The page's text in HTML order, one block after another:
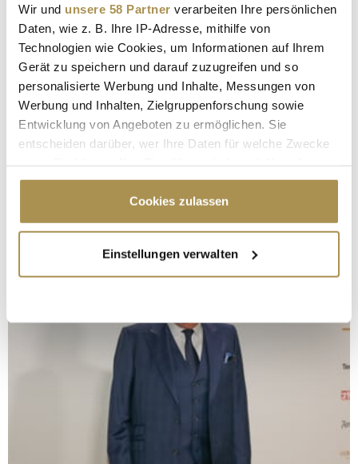
Wir und unsere 58 Partner verarbeiten Ihre persönlichen
Daten, wie z. B. Ihre IP-Adresse, mithilfe von
Technologien wie Cookies, um Informationen auf Ihrem
Gerät zu speichern und darauf zuzugreifen und so
personalisierte Werbung und Inhalte, Messungen von
Werbung und Inhalten, Zielgruppenforschung sowie
Entwicklung von Angeboten zu ermöglichen. Sie
entscheiden darüber, wer Ihre Daten für welche Zwecke
Cookie-Erklärung oder durch Klicken auf das Privacy
Trigger Symbol ändern oder widerrufen
Informationen über Ihre geografische Lage
erfassen, welche bis auf einige Meter genau sein
bestimmten Merkmalen (Fingerprinting) identifizieren
Erfahren Sie mehr darüber, wie Ihre persönlichen Daten
verarbeitet werden, und legen Sie Ihre Präferenzen im
Abschnitt Einzelheiten
fest.
Wir verwenden Cookies, um Inhalte und Anzeigen zu
personalisieren, Funktionen für soziale Medien anbieten
Cookies zulassen
Einstellungen verwalten